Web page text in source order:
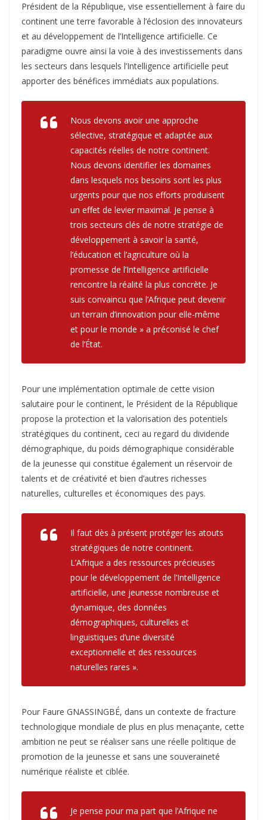
Président de la République, vise essentiellement à faire du
continent une terre favorable à l’éclosion des innovateurs
et au développement de l’Intelligence artificielle. Ce
paradigme ouvre ainsi la voie à des investissements dans
les secteurs dans lesquels l’Intelligence artificielle peut
apporter des bénéfices immédiats aux populations.
Nous devons avoir une approche
sélective, stratégique et adaptée aux
capacités réelles de notre continent.
Nous devons identifier les domaines
dans lesquels nos besoins sont les plus
urgents pour que nos efforts produisent
un effet de levier maximal. Je pense à
trois secteurs clés de notre stratégie de
développement à savoir la santé,
l’éducation et l’agriculture où la
promesse de l’Intelligence artificielle
rencontre la réalité la plus concrète. Je
suis convaincu que l’Afrique peut devenir
un terrain d’innovation pour elle-même
et pour le monde » a préconisé le chef
de l’État.
Pour une implémentation optimale de cette vision
salutaire pour le continent, le Président de la République
propose la protection et la valorisation des potentiels
stratégiques du continent, ceci au regard du dividende
démographique, du poids démographique considérable
de la jeunesse qui constitue également un réservoir de
talents et de créativité et bien d’autres richesses
naturelles, culturelles et économiques des pays.
Il faut dès à présent protéger les atouts
stratégiques de notre continent.
L’Afrique a des ressources précieuses
pour le développement de l’Intelligence
artificielle, une jeunesse nombreuse et
dynamique, des données
démographiques, culturelles et
linguistiques d’une diversité
exceptionnelle et des ressources
naturelles rares ».
Pour Faure GNASSINGBÉ, dans un contexte de fracture
technologique mondiale de plus en plus menaçante, cette
ambition ne peut se réaliser sans une réelle politique de
promotion de la jeunesse et sans une souveraineté
numérique réaliste et ciblée.
Je pense pour ma part que l’Afrique ne